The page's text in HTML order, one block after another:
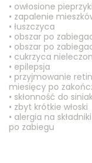
• owłosione pieprzyki
• zapalenie
• łuszczyca
• obszar po
• obszar po
• cukrzyca
• epilepsja
• przyjmowanie
miesięcy po
• skłonność do
• zbyt krótkie włoski
• alergia na
po zabiegu